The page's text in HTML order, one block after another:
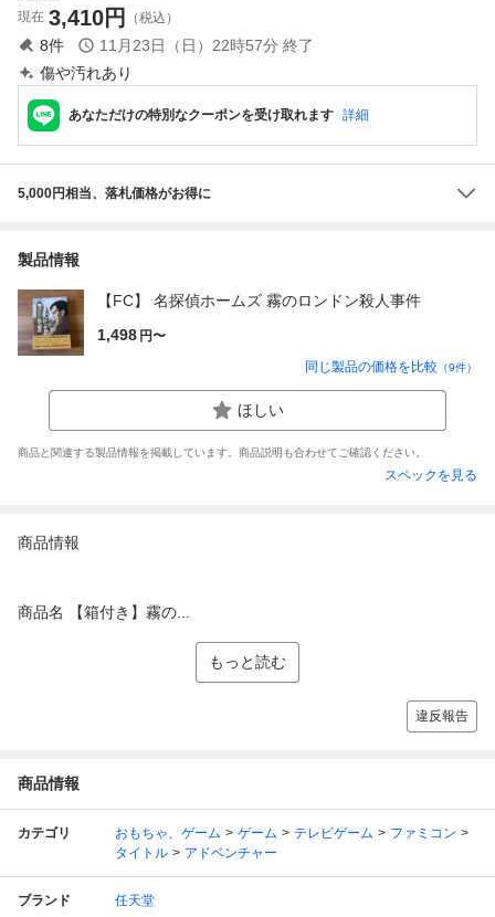
現在 3,410円 （税込）
8件 11月23日（日）22時57分 終了
傷や汚れあり
あなただけの特別なクーポンを受け取れます 詳細
5,000円相当、落札価格がお得に
製品情報
【FC】 名探偵ホームズ 霧のロンドン殺人事件
1,498 円〜
同じ製品の価格を比較 （9件）
ほしい
商品と関連する製品情報を掲載しています。商品説明も合わせてご確認ください。
スペックを見る
商品情報
商品名 【箱付き】霧の...
もっと読む
違反報告
商品情報
カテゴリ おもちゃ、ゲーム ゲーム テレビゲーム
ファミコン
タイトル
アドベンチャー
ブランド 任天堂